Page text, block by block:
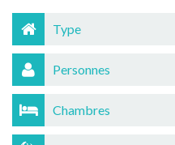
Type
Personnes
Chambres